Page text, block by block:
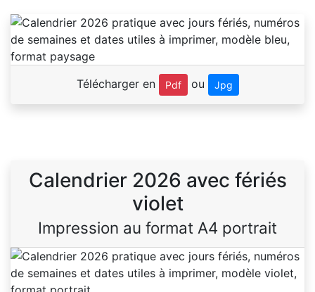
Télécharger en Pdf ou Jpg
Calendrier 2026 avec fériés
violet
Impression au format A4 portrait